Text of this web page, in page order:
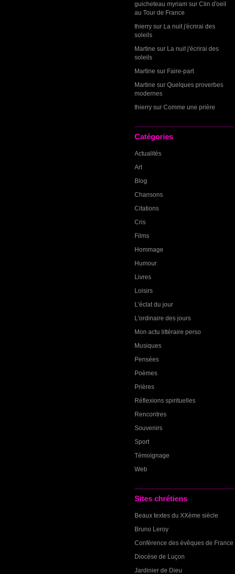
guicheteau myriam sur Clin d'oeil
au Tour de France
thierry sur La nuit j'écrirai des
soleils
Martine sur La nuit j'écrirai des
soleils
Martine sur Faire-part
Martine sur Quelques proverbes
modernes
thierry sur Comme une prière
Catégories
Actualités
Art
Blog
Chansons
Citations
Cris
Films
Hommage
Humour
Livres
Loisirs
L'éclat du jour
L'ordinaire des jours
Mon actu littéraire perso
Musiques
Pensées
Poèmes
Prières
Réflexions spirituelles
Rencontres
Souvenirs
Sport
Témoignage
Web
Sites chrétiens
Beaux textes du XXème siècle
Bruno Leroy
Conférence des évêques de France
Diocèse de Luçon
Jardinier de Dieu